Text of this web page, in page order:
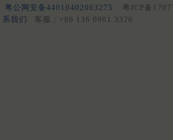
粤公网安备44010402003275 粤ICP备
系我们
客服：+86 136 0901 3320